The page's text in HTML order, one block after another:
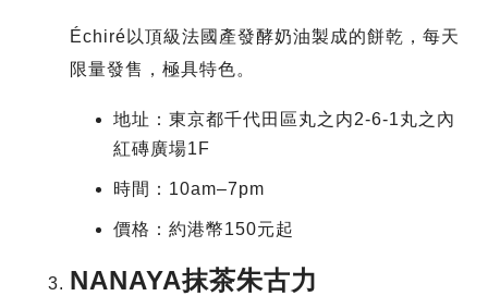
Échiré以頂級法國產發酵奶油製成的餅乾，每天
限量發售，極具特色。
地址：東京都千代田區丸之内2-6-1丸之內
紅磚廣場1F
時間：10am–7pm
價格：約港幣150元起
NANAYA抹茶朱古力